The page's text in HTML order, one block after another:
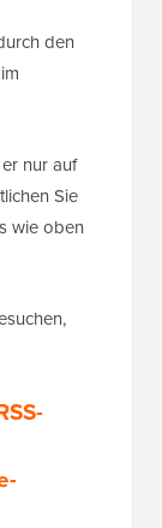
den
nur auf
Sie
wie oben